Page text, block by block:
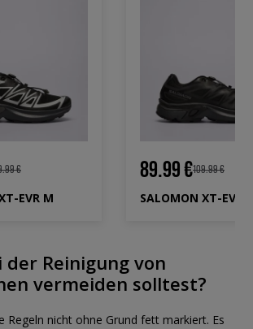
€
EVR M
89.99 €109.99 €
SALOMON XT-EVR
der Reinigung von
vermeiden solltest?
Regeln nicht ohne Grund fett markiert. Es